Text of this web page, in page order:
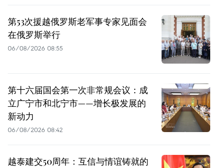
第53次援越俄罗斯老军事专家见面会
在俄罗斯举行
06/08/2026 08:55
第十六届国会第一次非常规会议：成
立广宁市和北宁市——增长极发展的
新动力
06/08/2026 08:42
越泰建交50周年：互信与情谊铸就的